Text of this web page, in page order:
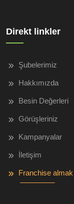
Direkt linkler
Şubelerimiz
Hakkımızda
Besin Değerleri
Görüşleriniz
Kampanyalar
İletişim
Franchise almak